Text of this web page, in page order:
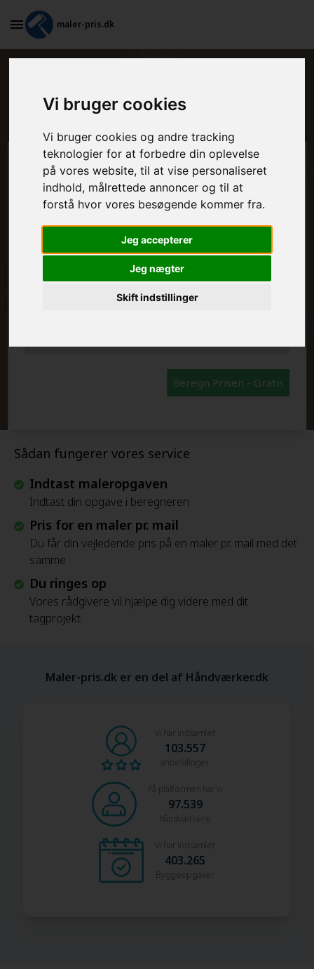
Vi bruger cookies
Vi bruger cookies og andre tracking
teknologier for at forbedre din oplevelse
på vores website, til at vise personaliseret
indhold, målrettede annoncer og til at
forstå hvor vores besøgende kommer fra.
Jeg accepterer
Jeg nægter
Skift indstillinger
maler-pris.dk
Aalborg SV
Sådan fungerer vores service
Indtast maleropgaven
Indtast din opgave i beregneren
Pris for en maler pr. mail
Du får din vejledende pris på en maler pr. mail med det
samme
Du ringes op
Vores rådgivere vil hjælpe dig videre med dit
tagprojekt
Beregn prisen her
MALEROPGAVER - INDVENDIGT:
MALEROPGAVER - UDVENDIGT:
Beregn Prisen - Gratis
Maler-pris.dk er en del af Håndværker.dk
Vi har indsamlet
103.557
anbefalinger
På platformen har vi
97.539
håndværkere
Vi har indsamlet
403.265
Byggeopgaver